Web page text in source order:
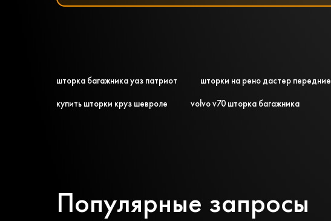
Популярные запросы
шторка багажника уаз патриот шторки на рено дастер передние
купить шторки круз шевроле
volvo v70 шторка багажника